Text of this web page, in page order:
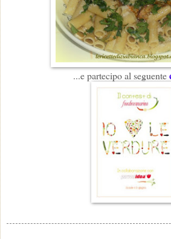
...e partecipo al seguente